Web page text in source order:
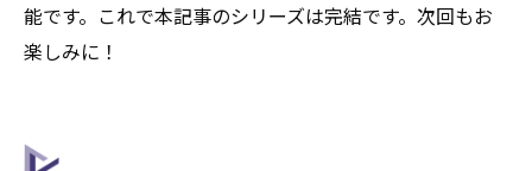
能です。これで本記事のシリーズは完結です。次回もお
楽しみに！